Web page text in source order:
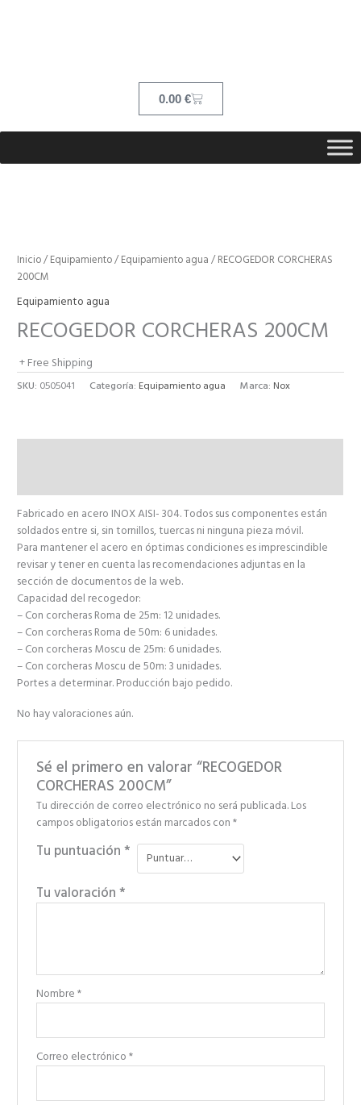
0.00 €Cart
Inicio/Equipamiento/Equipamiento agua / RECOGEDOR CORCHERAS
200CM
Equipamiento agua
RECOGEDOR CORCHERAS 200CM
+ Free Shipping
SKU: 0505041 Categoría: Equipamiento agua Marca: Nox
Fabricado en acero INOX AISI- 304. Todos sus componentes están
soldados entre si, sin tornillos, tuercas ni ninguna pieza móvil.
Para mantener el acero en óptimas condiciones es imprescindible
revisar y tener en cuenta las recomendaciones adjuntas en la
sección de documentos de la web.
Capacidad del recogedor:
– Con corcheras Roma de 25m: 12 unidades.
– Con corcheras Roma de 50m: 6 unidades.
– Con corcheras Moscu de 25m: 6 unidades.
– Con corcheras Moscu de 50m: 3 unidades.
Portes a determinar. Producción bajo pedido.
No hay valoraciones aún.
Sé el primero en valorar “RECOGEDOR
CORCHERAS 200CM”
Tu dirección de correo electrónico no será publicada.Los
campos obligatorios están marcados con*
Tu puntuación*
Tu valoración*
Nombre*
Correo electrónico*